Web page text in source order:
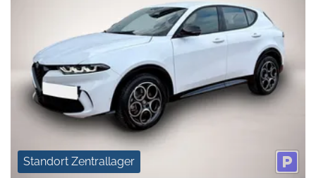
Standort Zentrallager